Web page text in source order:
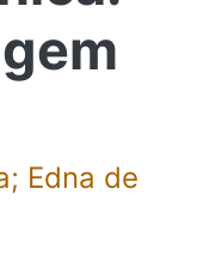
Edna de